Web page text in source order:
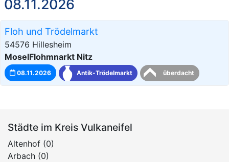
08.11.2026
Floh und Trödelmarkt
54576 Hillesheim
MoselFlohmnarkt Nitz
08.11.2026 Antik-Trödelmarkt überdacht
Städte im Kreis Vulkaneifel
Altenhof (0)
Arbach (0)